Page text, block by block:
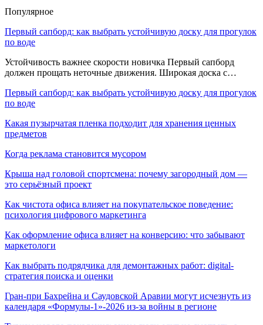
Популярное
Первый сапборд: как выбрать устойчивую доску для прогулок
по воде
Устойчивость важнее скорости новичка Первый сапборд
должен прощать неточные движения. Широкая доска с…
Первый сапборд: как выбрать устойчивую доску для прогулок
по воде
Какая пузырчатая пленка подходит для хранения ценных
предметов
Когда реклама становится мусором
Крыша над головой спортсмена: почему загородный дом —
это серьёзный проект
Как чистота офиса влияет на покупательское поведение:
психология цифрового маркетинга
Как оформление офиса влияет на конверсию: что забывают
маркетологи
Как выбрать подрядчика для демонтажных работ: digital-
стратегия поиска и оценки
Гран-при Бахрейна и Саудовской Аравии могут исчезнуть из
календаря «Формулы-1»-2026 из-за войны в регионе